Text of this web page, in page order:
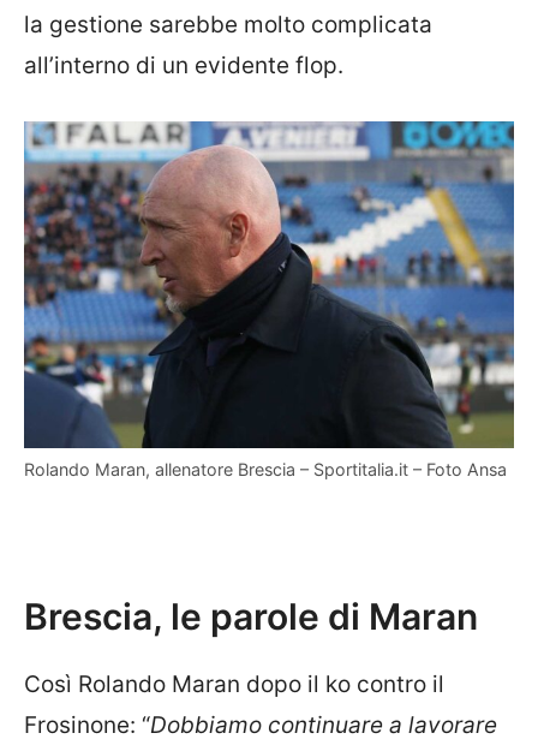
la gestione sarebbe molto complicata
all’interno di un evidente flop.
Rolando Maran, allenatore Brescia – Sportitalia.it – Foto Ansa
Brescia, le parole di Maran
Così Rolando Maran dopo il ko contro il
Frosinone: “Dobbiamo continuare a lavorare